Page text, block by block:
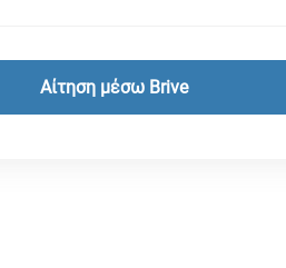
Αίτηση μέσω Brive